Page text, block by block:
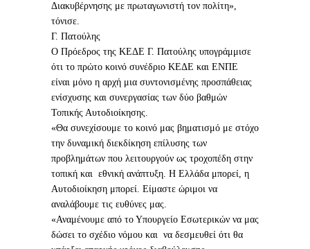
Διακυβέρνησης με πρωταγωνιστή τον πολίτη»,
τόνισε.
Γ. Πατούλης
Ο Πρόεδρος της ΚΕΔΕ Γ. Πατούλης υπογράμμισε
ότι το πρώτο κοινό συνέδριο ΚΕΔΕ και ΕΝΠΕ
είναι μόνο η αρχή μια συντονισμένης προσπάθειας
ενίσχυσης και συνεργασίας των δύο βαθμών
Τοπικής Αυτοδιοίκησης.
«Θα συνεχίσουμε το κοινό μας βηματισμό με στόχο
την δυναμική διεκδίκηση επίλυσης των
προβλημάτων που λειτουργούν ως τροχοπέδη στην
τοπική και εθνική ανάπτυξη. Η Ελλάδα μπορεί, η
Αυτοδιοίκηση μπορεί. Είμαστε ώριμοι να
αναλάβουμε τις ευθύνες μας.
«Αναμένουμε από το Υπουργείο Εσωτερικών να μας
δώσει το σχέδιο νόμου και να δεσμευθεί ότι θα